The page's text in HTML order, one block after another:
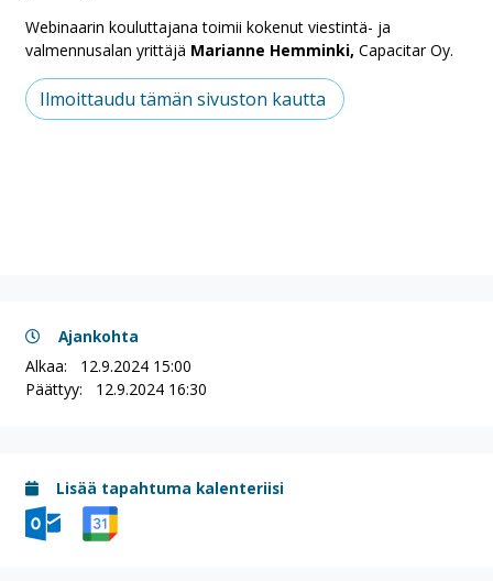
Webinaarin kouluttajana toimii kokenut viestintä- ja
valmennusalan yrittäjä Marianne Hemminki, Capacitar Oy.
Ilmoittaudu tämän sivuston kautta
Ajankohta
Alkaa: 12.9.2024 15:00
Päättyy: 12.9.2024 16:30
Lisää tapahtuma kalenteriisi